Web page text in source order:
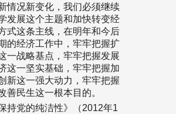
情况新变化，我们必须继续
发展这个主题和加快转变经
式这条主线，在明年和今后
的经济工作中，牢牢把握扩
一战略基点，牢牢把握发展
这一坚实基础，牢牢把握加
新这一强大动力，牢牢把握
善民生这一根本目的。
保持党的纯洁性》（2012年1